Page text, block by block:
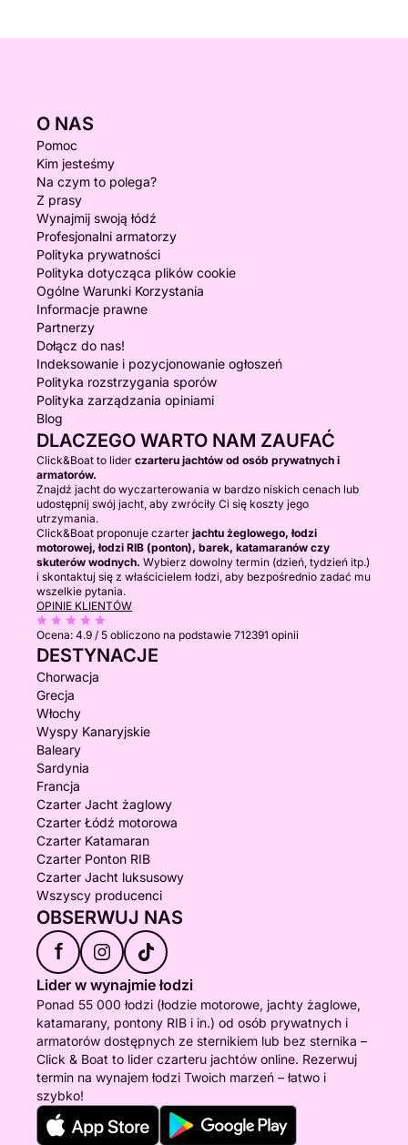
O NAS
Pomoc
Kim jesteśmy
Na czym to polega?
Z prasy
Wynajmij swoją łódź
Profesjonalni armatorzy
Polityka prywatności
Polityka dotycząca plików cookie
Ogólne Warunki Korzystania
Informacje prawne
Partnerzy
Dołącz do nas!
Indeksowanie i pozycjonowanie ogłoszeń
Polityka rozstrzygania sporów
Polityka zarządzania opiniami
Blog
DLACZEGO WARTO NAM ZAUFAĆ
Click&Boat to lider czarteru jachtów od osób prywatnych i
armatorów.
Znajdź jacht do wyczarterowania w bardzo niskich cenach lub
udostępnij swój jacht, aby zwróciły Ci się koszty jego
utrzymania.
Click&Boat proponuje czarter jachtu żeglowego, łodzi
motorowej, łodzi RIB (ponton), barek, katamaranów czy
skuterów wodnych. Wybierz dowolny termin (dzień, tydzień itp.)
i skontaktuj się z właścicielem łodzi, aby bezpośrednio zadać mu
wszelkie pytania.
OPINIE KLIENTÓW
Ocena: 4.9 / 5 obliczono na podstawie 712391 opinii
DESTYNACJE
Chorwacja
Grecja
Włochy
Wyspy Kanaryjskie
Baleary
Sardynia
Francja
Czarter Jacht żaglowy
Czarter Łódź motorowa
Czarter Katamaran
Czarter Ponton RIB
Czarter Jacht luksusowy
Wszyscy producenci
OBSERWUJ NAS
f
Lider w wynajmie łodzi
Ponad 55 000 łodzi (łodzie motorowe, jachty żaglowe,
katamarany, pontony RIB i in.) od osób prywatnych i
armatorów dostępnych ze sternikiem lub bez sternika –
Click & Boat to lider czarteru jachtów online. Rezerwuj
termin na wynajem łodzi Twoich marzeń – łatwo i
szybko!